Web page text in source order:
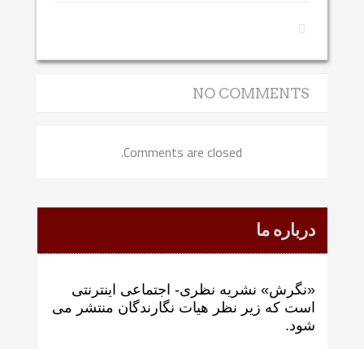
NO COMMENTS
Comments are closed.
درباره ما
«نگرش» نشریه نظری- اجتماعی اینترنتی
است که زير نظر هيات نگارندگان منتشر می
شود.